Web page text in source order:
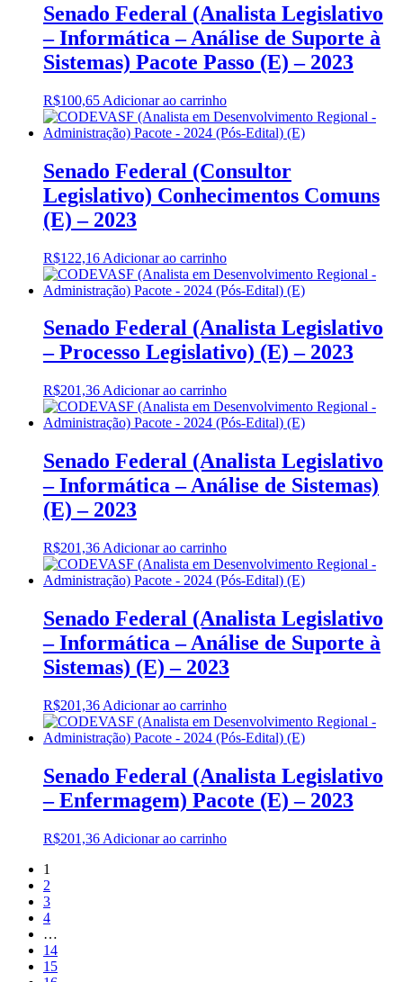
Senado Federal (Analista Legislativo
– Informática – Análise de Suporte à
Sistemas) Pacote Passo (E) – 2023
R$100,65 Adicionar ao carrinho
Senado Federal (Consultor
Legislativo) Conhecimentos Comuns
(E) – 2023
R$122,16 Adicionar ao carrinho
Senado Federal (Analista Legislativo
– Processo Legislativo) (E) – 2023
R$201,36 Adicionar ao carrinho
Senado Federal (Analista Legislativo
– Informática – Análise de Sistemas)
(E) – 2023
R$201,36 Adicionar ao carrinho
Senado Federal (Analista Legislativo
– Informática – Análise de Suporte à
Sistemas) (E) – 2023
R$201,36 Adicionar ao carrinho
Senado Federal (Analista Legislativo
– Enfermagem) Pacote (E) – 2023
R$201,36 Adicionar ao carrinho
1
2
3
4
…
14
15